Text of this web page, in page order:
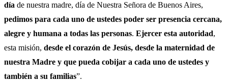
día de nuestra madre, día de Nuestra Señora de Buenos Aires,
pedimos para cada uno de ustedes poder ser presencia cercana,
alegre y humana a todas las personas. Ejercer esta autoridad,
esta misión, desde el corazón de Jesús, desde la maternidad de
nuestra Madre y que pueda cobijar a cada uno de ustedes y
también a su familias”.